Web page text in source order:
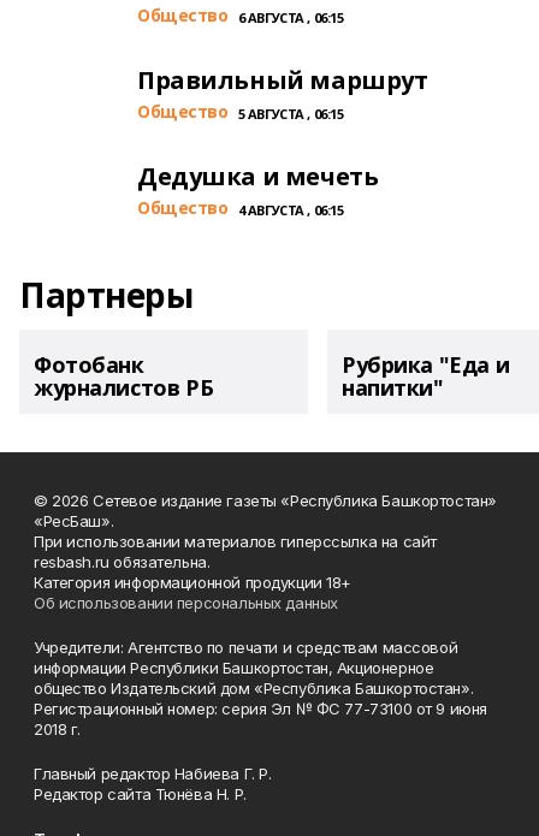
Общество 6 АВГУСТА , 06:15
Правильный маршрут
Общество 5 АВГУСТА , 06:15
Дедушка и мечеть
Общество 4 АВГУСТА , 06:15
Партнеры
Фотобанк
журналистов РБ
Рубрика "Еда и
напитки"
© 2026 Сетевое издание газеты «Республика Башкортостан»
«РесБаш».
При использовании материалов гиперссылка на сайт
resbash.ru обязательна.
Категория информационной продукции 18+
Об использовании персональных данных
Учредители: Агентство по печати и средствам массовой
информации Республики Башкортостан, Акционерное
общество Издательский дом «Республика Башкортостан».
Регистрационный номер: серия Эл № ФС 77-73100 от 9 июня
2018 г.
Главный редактор Набиева Г. Р.
Редактор сайта Тюнёва Н. Р.